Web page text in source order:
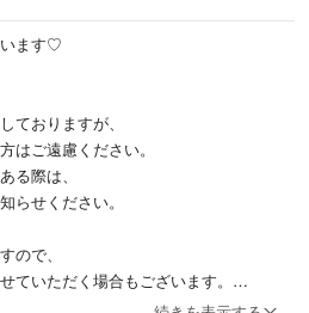
ます♡
ておりますが、
はご遠慮ください。
る際は、
らせください。
ので、
ていただく場合もございます。